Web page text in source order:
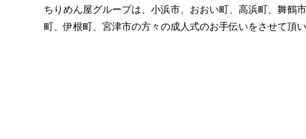
ちりめん屋グループは、小浜市、おおい町、高浜町、舞鶴
町、伊根町、宮津市の方々の成人式のお手伝いをさせて頂い